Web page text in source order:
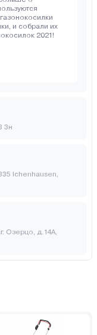
и собрали их
2021!
3н
Ichenhausen,
Озерцо, д.14А,